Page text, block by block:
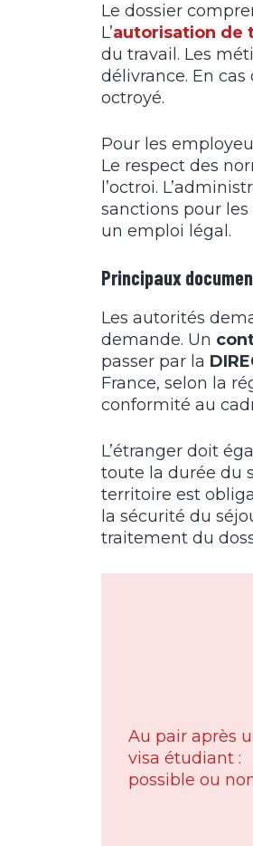
Le dossier
L’autorisation de
du travail. Les
délivrance. En
octroyé.
Pour les
Le respect des
l’octroi.
sanctions pour
un emploi légal.
Principaux
Les autorités
demande. Un
passer par la
France, selon la
conformité au
L’étranger doit
toute la durée du
territoire est
la sécurité du
traitement du
Au pair après
visa étudiant :
possible ou